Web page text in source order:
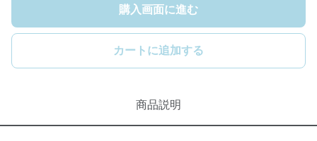
購入画面に進む
カートに追加する
商品説明